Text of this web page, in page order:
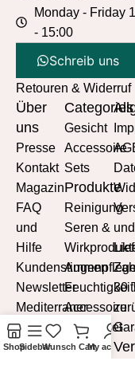
Monday - Friday
- 15:00
Schreib uns
Retouren & Widerruf
Über
uns
Presse
Kontakt
Magazin
FAQ
und
Hilfe
Kundenstimmen
Newsletter
Mediterraner
Lebensstil
Mediterrane
Categories
Gesicht
Accessoire
Sets
Produkte
Reinigung
Seren &
Accessoire
Probierset
und
30
ShopSidebarWunsch CartMy account